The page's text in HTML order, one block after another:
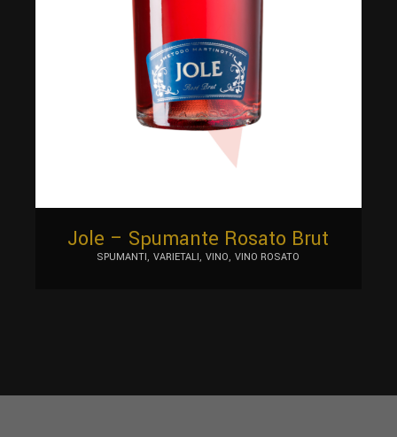
Jole – Spumante Rosato Brut
SPUMANTI VARIETALI VINO VINO ROSATO